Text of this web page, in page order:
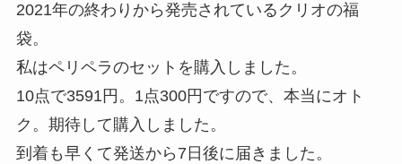
2021年の終わりから発売されているクリオの福
袋。
私はペリペラのセットを購入しました。
10点で3591円。1点300円ですので、本当にオト
ク。期待して購入しました。
到着も早くて発送から7日後に届きました。